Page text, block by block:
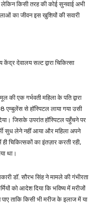
किसी तरह की कोई सुनवाई अभी
का जीवन इस खुशियों की सवारी
केंद्र देवालय सल्ट द्वारा चिकित्सा
की एक गर्भवती महिला के पति द्वारा
एम्बुलेंस से हॉस्पिटल लाया गया उसी
जिसके उपरांत हॉस्पिटल पहुँचने पर
सुध लेने नहीं आया और महिला अपने
चिकित्सकों का इंतज़ार करती रही,
था।
डॉ. सौरभ सिंह ने मामले की गंभीरता
को आदेश दिया कि भविष्य में मरीजों
पाए ताकि किसी भी मरीज के इलाज में या